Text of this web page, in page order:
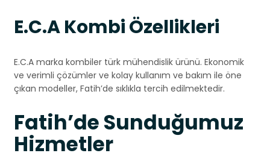
E.C.A Kombi Özellikleri
E.C.A marka kombiler türk mühendislik ürünü. Ekonomik
ve verimli çözümler ve kolay kullanım ve bakım ile öne
çıkan modeller, Fatih’de sıklıkla tercih edilmektedir.
Fatih’de Sunduğumuz
Hizmetler